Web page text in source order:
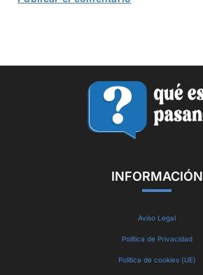
INFORMACIÓN
Aviso Legal
Política de Privacidad
Política de cookies (UE)